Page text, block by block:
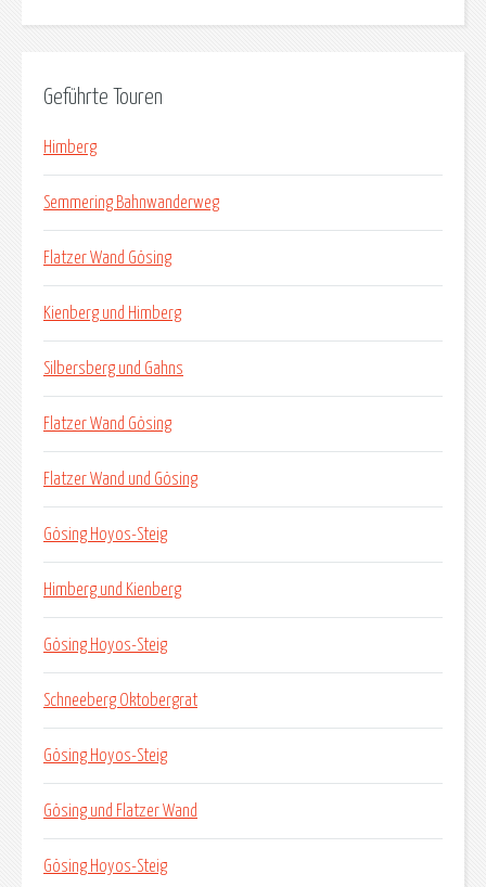
Geführte Touren
Himberg
Semmering Bahnwanderweg
Flatzer Wand Gösing
Kienberg und Himberg
Silbersberg und Gahns
Flatzer Wand Gösing
Flatzer Wand und Gösing
Gösing Hoyos-Steig
Himberg und Kienberg
Gösing Hoyos-Steig
Schneeberg Oktobergrat
Gösing Hoyos-Steig
Gösing und Flatzer Wand
Gösing Hoyos-Steig